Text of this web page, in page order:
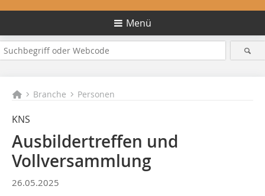
Menü
Branche Personen
KNS
Ausbildertreffen und
Vollversammlung
26.05.2025